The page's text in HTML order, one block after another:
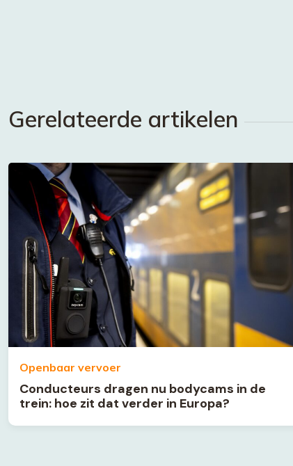
Gerelateerde artikelen
Openbaar vervoer
Conducteurs dragen nu bodycams in de
trein: hoe zit dat verder in Europa?